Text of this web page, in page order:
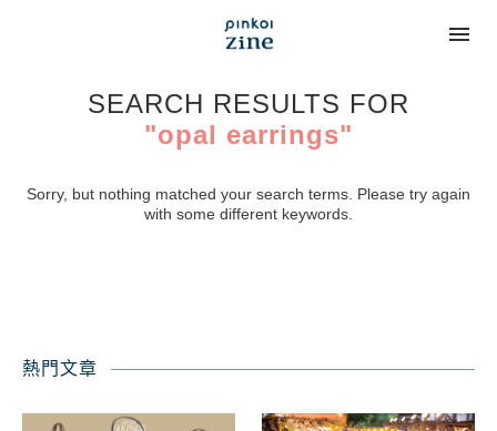
SEARCH RESULTS FOR
"opal earrings"
Sorry, but nothing matched your search terms. Please try again
with some different keywords.
熱門文章